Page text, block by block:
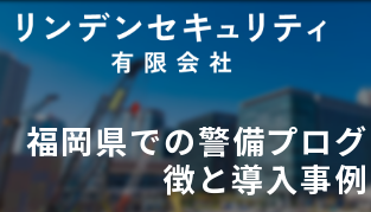
福岡県での警備プロ
徴と導入事例